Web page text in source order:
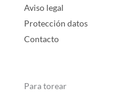
Aviso legal
Protección datos
Contacto
Para torear